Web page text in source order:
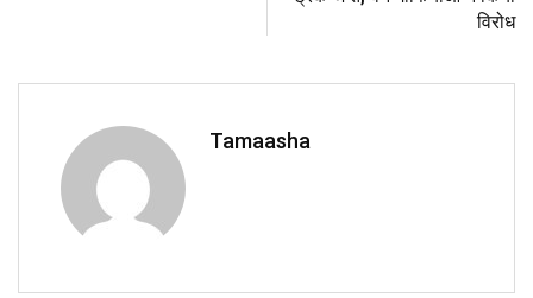
विरोध
Tamaasha